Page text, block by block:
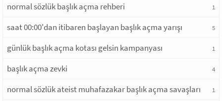
normal sözlük başlık açma rehberi 1
saat 00:00'dan itibaren başlayan başlık açma yarışı 5
günlük başlık açma kotası gelsin kampanyası 1
başlık açma zevki 4
normal sözlük ateist muhafazakar başlık açma savaşları 1